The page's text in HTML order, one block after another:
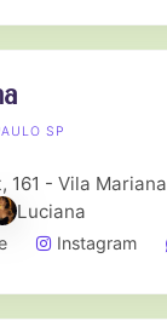
SP
161 - Vila Mariana
Luciana
Instagram